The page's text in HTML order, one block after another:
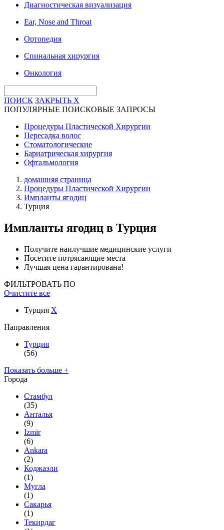
Диагностическая визуализация
Ear, Nose and Throat
Ортопедия
Спинальная хирургия
Онкология
ПОИСК ЗАКРЫТЬ X
ПОПУЛЯРНЫЕ ПОИСКОВЫЕ ЗАПРОСЫ
Процедуры Пластической Хирургии
Пересадка волос
Стоматологические
Бариатрическая хирургия
Офтальмология
домашняя страница
Процедуры Пластической Хирургии
Импланты ягодиц
Турция
Импланты ягодиц в Турция
Получите наилучшие медицинские услуги
Посетите потрясающие места
Лучшая цена гарантирована!
ФИЛЬТРОВАТЬ ПО
Очистите все
Турция X
Направления
Турция
(56)
Показать больше +
Города
Стамбул
(35)
Анталья
(9)
Izmir
(6)
Ankara
(2)
Коджаэли
(1)
Мугла
(1)
Сакарья
(1)
Текирдаг